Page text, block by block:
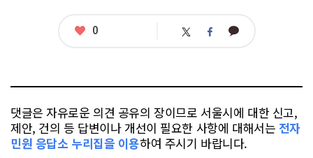
좋
0 트 페 카
댓글은 자유로운 의견 공유의 장이므로 서울시에 대한 신고,
제안, 건의 등 답변이나 개선이 필요한 사항에 대해서는 전자
민원 응답소 누리집을 이용하여 주시기 바랍니다.